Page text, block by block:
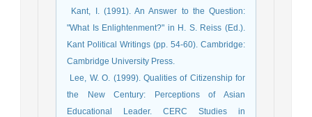
­ Kant, I. (1991). An Answer to the Question:
"What Is Enlightenment?" in H. S. Reiss (Ed.).
Kant Political Writings (pp. 54-60). Cambridge:
Cambridge University Press.
­ Lee, W. O. (1999). Qualities of Citizenship for
the New Century: Perceptions of Asian
Educational Leader. CERC Studies in